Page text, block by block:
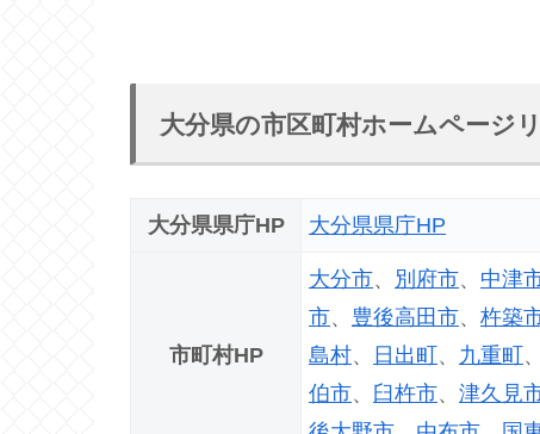
大分県の市区町村ホームページ
大分県県庁HP 大分県県庁HP
市町村HP
大分市、 別府市、 中津
市、 豊後高田市、 杵築
島村、 日出町、 九重町、
伯市、 臼杵市、 津久見